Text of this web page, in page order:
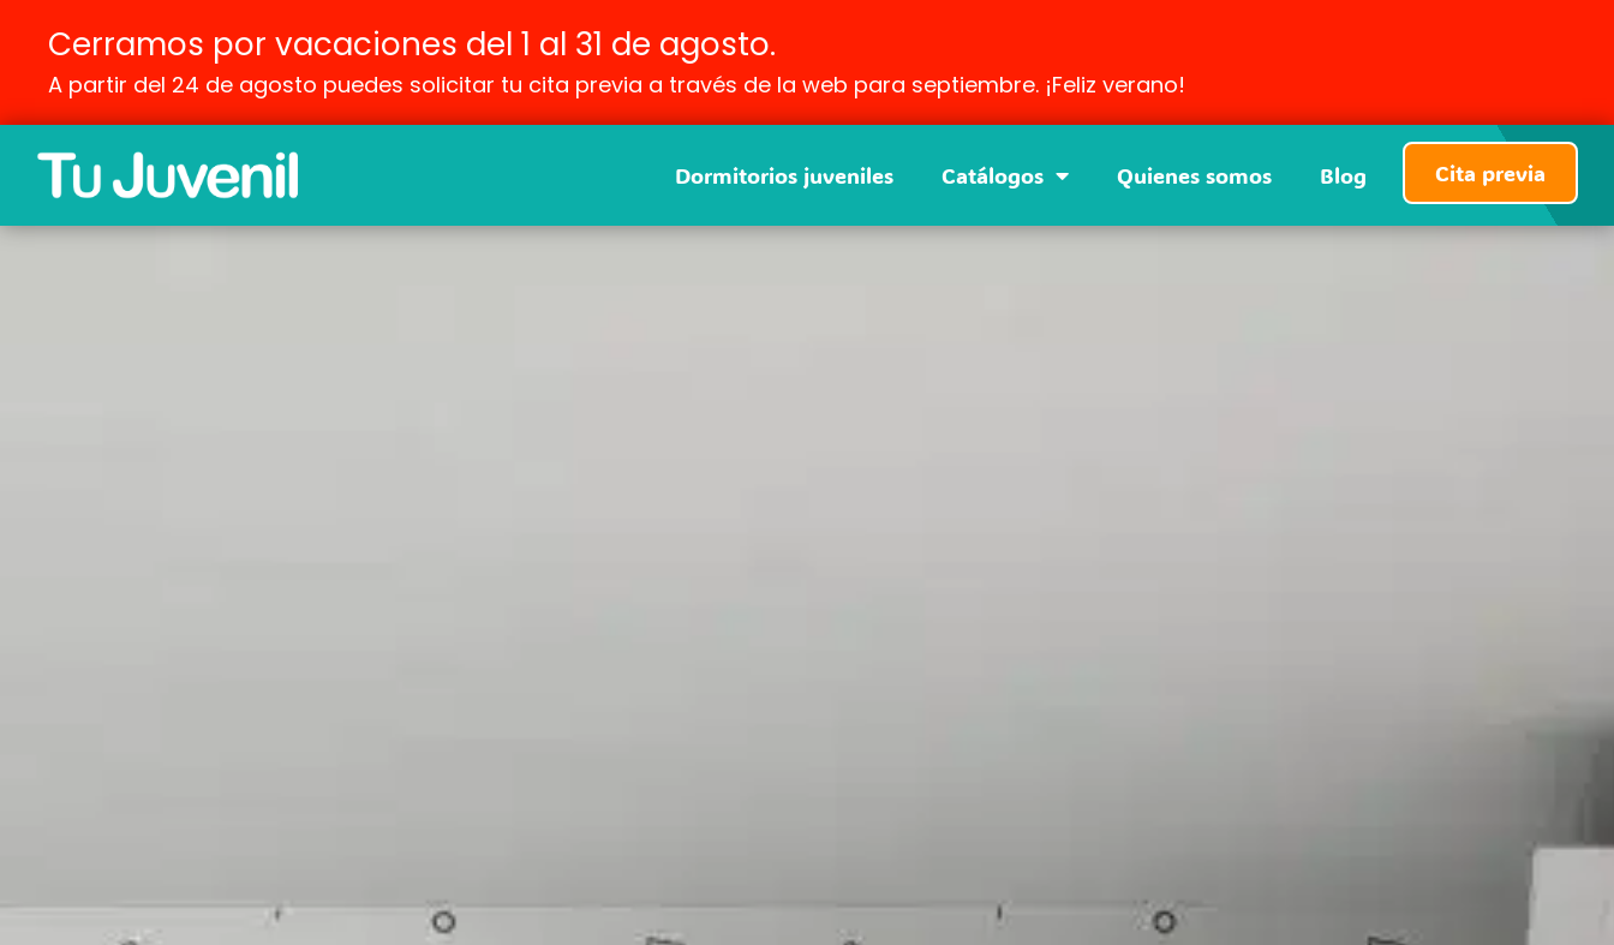
Cerramos por vacaciones del 1 al 31 de agosto.
A partir del 24 de agosto puedes solicitar tu cita previa a través de la web para septiembre. ¡Feliz verano!
Dormitorios juveniles Catálogos Quienes somos Blog Cita previa